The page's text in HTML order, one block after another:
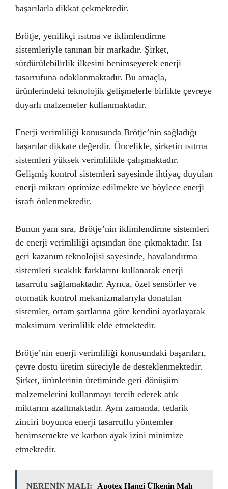
başarılarla dikkat çekmektedir.
Brötje, yenilikçi ısıtma ve iklimlendirme
sistemleriyle tanınan bir markadır. Şirket,
sürdürülebilirlik ilkesini benimseyerek enerji
tasarrufuna odaklanmaktadır. Bu amaçla,
ürünlerindeki teknolojik gelişmelerle birlikte çevreye
duyarlı malzemeler kullanmaktadır.
Enerji verimliliği konusunda Brötje’nin sağladığı
başarılar dikkate değerdir. Öncelikle, şirketin ısıtma
sistemleri yüksek verimlilikle çalışmaktadır.
Gelişmiş kontrol sistemleri sayesinde ihtiyaç duyulan
enerji miktarı optimize edilmekte ve böylece enerji
israfı önlenmektedir.
Bunun yanı sıra, Brötje’nin iklimlendirme sistemleri
de enerji verimliliği açısından öne çıkmaktadır. Isı
geri kazanım teknolojisi sayesinde, havalandırma
sistemleri sıcaklık farklarını kullanarak enerji
tasarrufu sağlamaktadır. Ayrıca, özel sensörler ve
otomatik kontrol mekanizmalarıyla donatılan
sistemler, ortam şartlarına göre kendini ayarlayarak
maksimum verimlilik elde etmektedir.
Brötje’nin enerji verimliliği konusundaki başarıları,
çevre dostu üretim süreciyle de desteklenmektedir.
Şirket, ürünlerinin üretiminde geri dönüşüm
malzemelerini kullanmayı tercih ederek atık
miktarını azaltmaktadır. Aynı zamanda, tedarik
zinciri boyunca enerji tasarruflu yöntemler
benimsemekte ve karbon ayak izini minimize
etmektedir.
NERENİN MALI: Apotex Hangi Ülkenin Malı